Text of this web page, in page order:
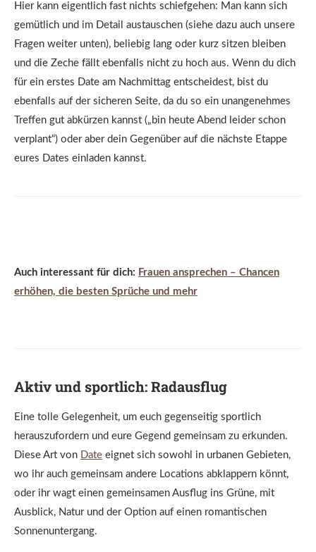
Hier kann eigentlich fast nichts schiefgehen: Man kann sich
gemütlich und im Detail austauschen (siehe dazu auch unsere
Fragen weiter unten), beliebig lang oder kurz sitzen bleiben
und die Zeche fällt ebenfalls nicht zu hoch aus. Wenn du dich
für ein erstes Date am Nachmittag entscheidest, bist du
ebenfalls auf der sicheren Seite, da du so ein unangenehmes
Treffen gut abkürzen kannst („bin heute Abend leider schon
verplant“) oder aber dein Gegenüber auf die nächste Etappe
eures Dates einladen kannst.
Auch interessant für dich: Frauen ansprechen – Chancen
erhöhen, die besten Sprüche und mehr
Aktiv und sportlich: Radausflug
Eine tolle Gelegenheit, um euch gegenseitig sportlich
herauszufordern und eure Gegend gemeinsam zu erkunden.
Diese Art von Date eignet sich sowohl in urbanen Gebieten,
wo ihr auch gemeinsam andere Locations abklappern könnt,
oder ihr wagt einen gemeinsamen Ausflug ins Grüne, mit
Ausblick, Natur und der Option auf einen romantischen
Sonnenuntergang.